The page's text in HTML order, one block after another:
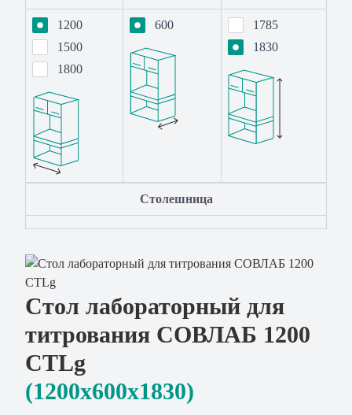
Стол лабораторный для
титрования СОВЛАБ 1200
СТLg
(1200x600х1830)
1200
1500
1800
600
1785
1830
Столешница